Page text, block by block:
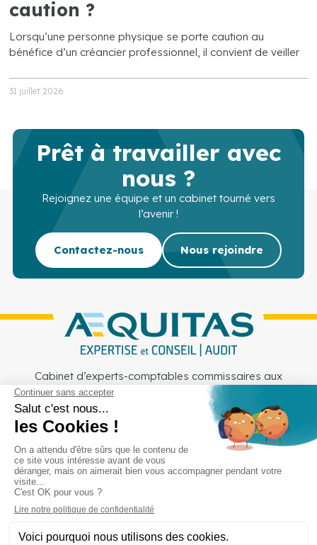
caution ?
Lorsqu’une personne physique se porte caution au
bénéfice d’un créancier professionnel, il convient de veiller
31 juillet 2026
Prêt à travailler avec
nous ?
Rejoignez une équipe et un cabinet tourné vers
l’avenir !
Contactez-nous Nous rejoindre
Cabinet d’experts-comptables commissaires aux
comptes sur Lille, Lens et Douai
Services Secteurs Outils
Cabinet
Recrutement